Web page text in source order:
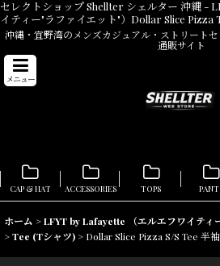
セレクトショップ Shellter シェルター 沖縄 -
イティー"ラファイエット"）Dollar Slice Pizza
沖縄・宜野湾のメンズカジュアル・ストリート
通販サイト
メニュー
CAP & HAT ACCESSORIES TOPS
ホーム >LFYT by Lafayette （エルエフワイティ
>Tee (Tシャツ) > Dollar Slice Pizza S/S Tee 半